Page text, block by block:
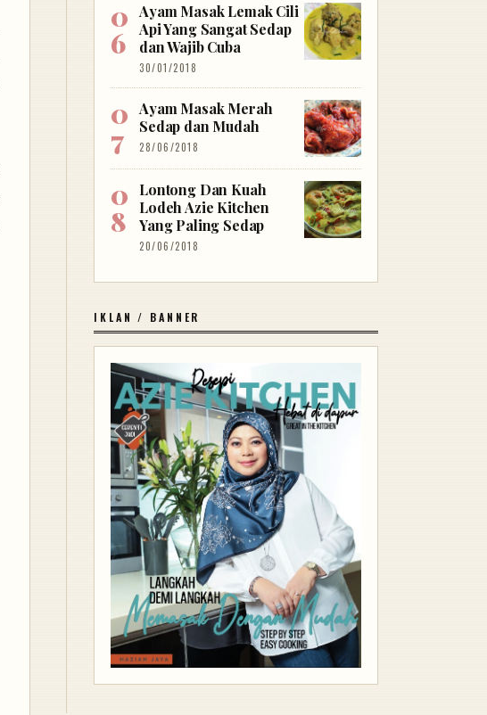
Ayam Masak Lemak Cili
Api Yang Sangat Sedap
dan Wajib Cuba
30/01/2018
Ayam Masak Merah
Sedap dan Mudah
28/06/2018
Lontong Dan Kuah
Lodeh Azie Kitchen
Yang Paling Sedap
20/06/2018
IKLAN / BANNER